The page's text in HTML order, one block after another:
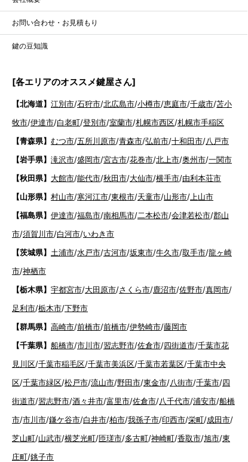
お問い合わせ・お見積もり
鍵の豆知識
[各エリアのオススメ鍵屋さん]
【北海道】 江別市/石狩市/北広島市/小樽市/恵庭市/千歳市/苫小
牧市/伊達市/白老町/登別市/室蘭市/札幌市西区/札幌市手稲区
【青森県】 むつ市/五所川原市/青森市/弘前市/十和田市/八戸市
【岩手県】 滝沢市/盛岡市/宮古市/花巻市/北上市/奥州市/一関市
【秋田県】 大館市/能代市/秋田市/大仙市/横手市/由利本荘市
【山形県】 村山市/寒河江市/東根市/天童市/山形市/ 上山市
【福島県】 伊達市/福島市/南相馬市/二本松市/会津若松市/郡山
市/須賀川市/白河市/いわき市
【茨城県】 土浦市/水戸市/古河市/坂東市/牛久市/取手市/龍ヶ崎
市/神栖市
【栃木県】 宇都宮市/大田原市/さくら市/鹿沼市/佐野市/真岡市/
足利市/栃木市/下野市
【群馬県】 高崎市/前橋市/前橋市/伊勢崎市/藤岡市
【千葉県】 船橋市/市川市/習志野市/佐倉市/四街道市/千葉市花
見川区/千葉市稲毛区/千葉市美浜区/千葉市若葉区/千葉市中央
区/千葉市緑区/松戸市/流山市/野田市/東金市/八街市/千葉市/四
街道市/習志野市/酒々井市/富里市/佐倉市/八千代市/浦安市/船橋
市/市川市/鎌ケ谷市/白井市/柏市/我孫子市/印西市/栄町/成田市/
芝山町/山武市/横芝光町/匝瑳市/多古町/神崎町/香取市/旭市/東
庄町/銚子市